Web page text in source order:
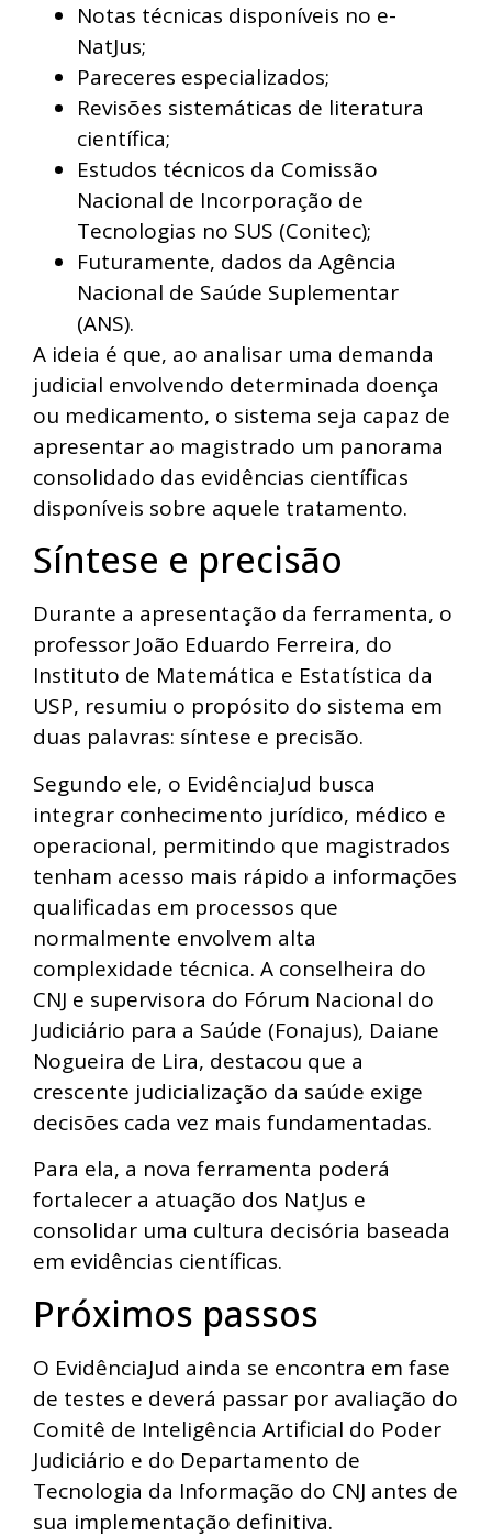
Notas técnicas disponíveis no e-
NatJus;
Pareceres especializados;
Revisões sistemáticas de literatura
científica;
Estudos técnicos da Comissão
Nacional de Incorporação de
Tecnologias no SUS (Conitec);
Futuramente, dados da Agência
Nacional de Saúde Suplementar
(ANS).
A ideia é que, ao analisar uma demanda
judicial envolvendo determinada doença
ou medicamento, o sistema seja capaz de
apresentar ao magistrado um panorama
consolidado das evidências científicas
disponíveis sobre aquele tratamento.
Síntese e precisão
Durante a apresentação da ferramenta, o
professor João Eduardo Ferreira, do
Instituto de Matemática e Estatística da
USP, resumiu o propósito do sistema em
duas palavras: síntese e precisão.
Segundo ele, o EvidênciaJud busca
integrar conhecimento jurídico, médico e
operacional, permitindo que magistrados
tenham acesso mais rápido a informações
qualificadas em processos que
normalmente envolvem alta
complexidade técnica. A conselheira do
CNJ e supervisora do Fórum Nacional do
Judiciário para a Saúde (Fonajus), Daiane
Nogueira de Lira, destacou que a
crescente judicialização da saúde exige
decisões cada vez mais fundamentadas.
Para ela, a nova ferramenta poderá
fortalecer a atuação dos NatJus e
consolidar uma cultura decisória baseada
em evidências científicas.
Próximos passos
O EvidênciaJud ainda se encontra em fase
de testes e deverá passar por avaliação do
Comitê de Inteligência Artificial do Poder
Judiciário e do Departamento de
Tecnologia da Informação do CNJ antes de
sua implementação definitiva.